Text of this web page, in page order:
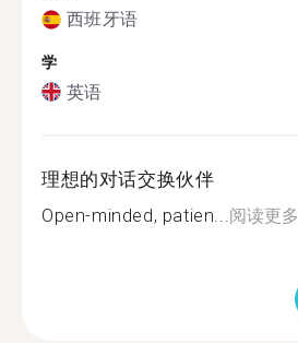
西班牙语
学
英语
理想的对话交换伙伴
Open-minded, patien... 阅读更多